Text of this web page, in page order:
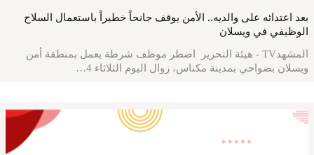
بعد اعتدائه على والديه.. الأمن يوقف جانحاً خطيراً باستعمال السلاح
الوظيفي في ويسلان
المشهدTV - هيئة التحرير اضطر موظف شرطة يعمل بمنطقة أمن
ويسلان بضواحي بمدينة مكناس، زوال اليوم الثلاثاء 4…